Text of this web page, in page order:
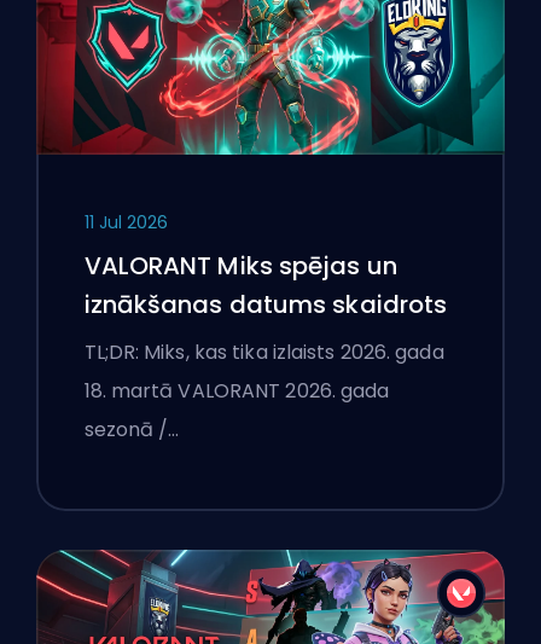
11 Jul 2026
VALORANT Miks spējas un
iznākšanas datums skaidrots
TL;DR: Miks, kas tika izlaists 2026. gada
18. martā VALORANT 2026. gada
sezonā /…